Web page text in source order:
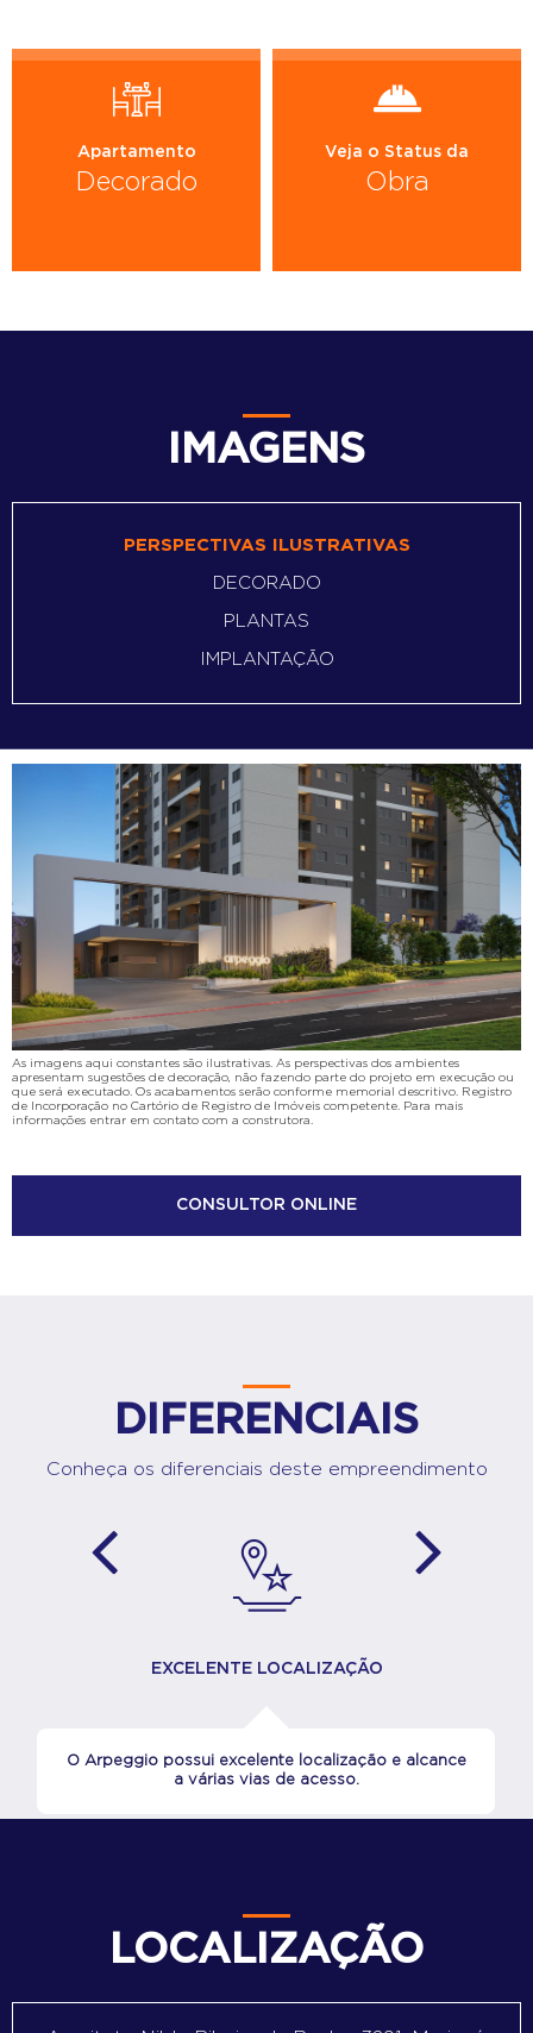
Apartamento
Decorado
Veja o Status da
Obra
IMAGENS
PERSPECTIVAS ILUSTRATIVAS
DECORADO
PLANTAS
IMPLANTAÇÃO
As imagens aqui constantes são ilustrativas. As perspectivas dos ambientes
apresentam sugestões de decoração, não fazendo parte do projeto em execução ou
que será executado. Os acabamentos serão conforme memorial descritivo. Registro
de Incorporação no Cartório de Registro de Imóveis competente. Para mais
informações entrar em contato com a construtora.
CONSULTOR ONLINE
DIFERENCIAIS
Conheça os diferenciais deste empreendimento
EXCELENTE LOCALIZAÇÃO
O Arpeggio possui excelente localização e alcance
a várias vias de acesso.
LOCALIZAÇÃO